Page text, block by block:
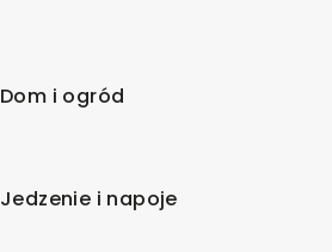
Dom i ogród
Jedzenie i napoje